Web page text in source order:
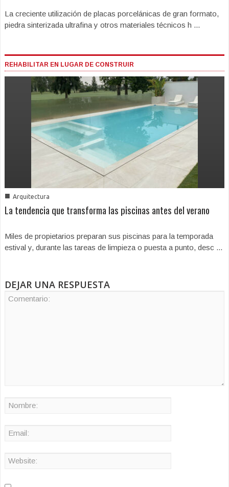
La creciente utilización de placas porcelánicas de gran formato,
piedra sinterizada ultrafina y otros materiales técnicos h ...
REHABILITAR EN LUGAR DE CONSTRUIR
■ Arquitectura
La tendencia que transforma las piscinas antes del verano
Miles de propietarios preparan sus piscinas para la temporada
estival y, durante las tareas de limpieza o puesta a punto, desc ...
DEJAR UNA RESPUESTA